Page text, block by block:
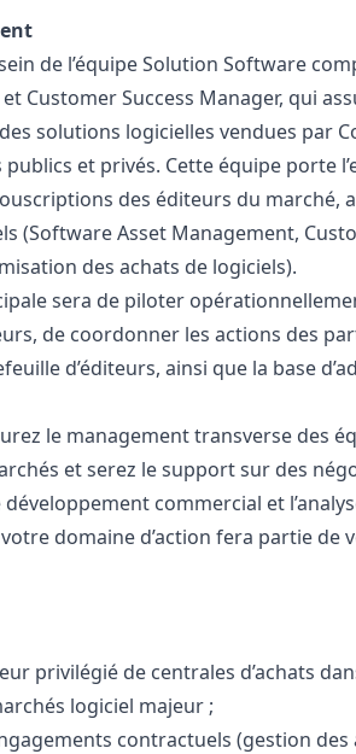
de l’équipe Solution Software
Customer Success Manager, qui
solutions logicielles vendues par
et privés. Cette équipe porte
des éditeurs du marché,
(Software Asset Management,
des achats de logiciels).
sera de piloter
de coordonner les actions des
d’éditeurs, ainsi que la base
le management transverse des
et serez le support sur des
commercial et
domaine d’action fera partie de
privilégié de centrales d’achats
logiciel majeur ;
contractuels (gestion